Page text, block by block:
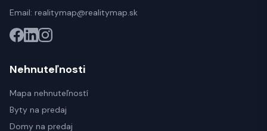
Email: realitymap@realitymap.sk
Nehnuteľnosti
Mapa nehnuteľností
Byty na predaj
Domy na predaj